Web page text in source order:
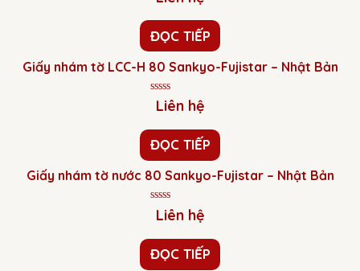
xếp
5
sao
ĐỌC TIẾP
Giấy nhám tờ LCC-H 80 Sankyo-Fujistar – Nhật Bản
Được
xếp
0
5
sao
Liên hệ
ĐỌC TIẾP
Giấy nhám tờ nước 80 Sankyo-Fujistar – Nhật Bản
Được
xếp
0
5
sao
Liên hệ
ĐỌC TIẾP